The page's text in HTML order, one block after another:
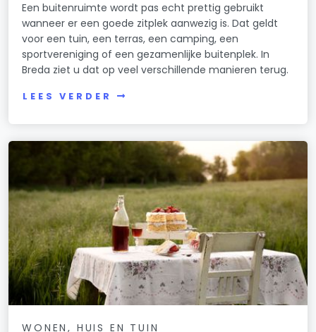
Een buitenruimte wordt pas echt prettig gebruikt
wanneer er een goede zitplek aanwezig is. Dat geldt
voor een tuin, een terras, een camping, een
sportvereniging of een gezamenlijke buitenplek. In
Breda ziet u dat op veel verschillende manieren terug.
LEES VERDER
WONEN, HUIS EN TUIN